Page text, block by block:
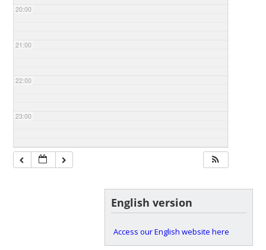
20:00
21:00
22:00
23:00
English version
Access our English website here